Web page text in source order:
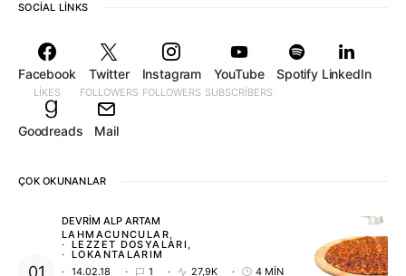
SOCIAL LINKS
Facebook
LIKES
Twitter
FOLLOWERS
Instagram
FOLLOWERS
YouTube
SUBSCRIBERS
Spotify LinkedIn
Goodreads Mail
ÇOK OKUNANLAR
DEVRIM ALP ARTAM
LAHMACUNCULAR
LEZZET DOSYALARI
LOKANTALARIM
14.02.18
1 27,9K 4 MIN